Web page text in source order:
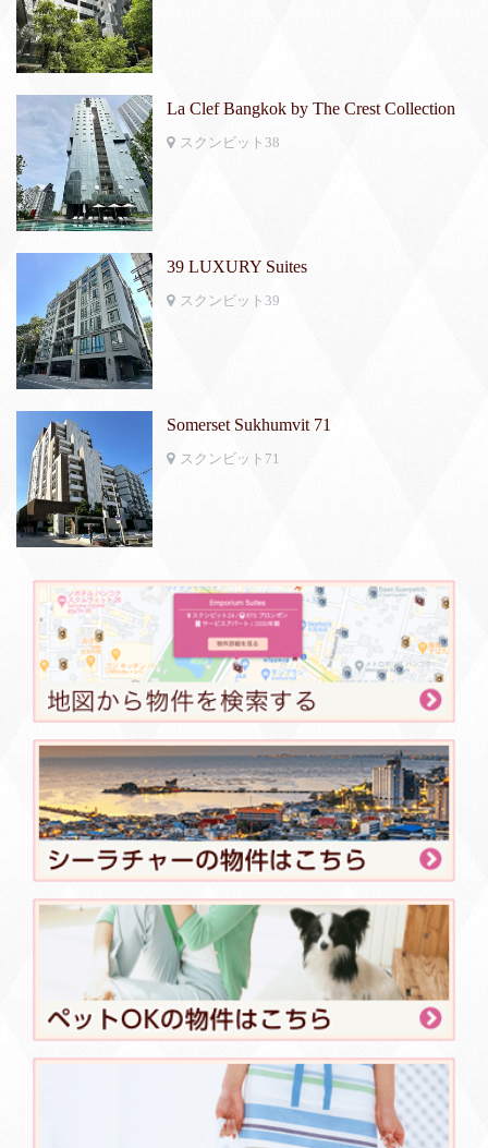
La Clef Bangkok by The Crest Collection
スクンビット38
39 LUXURY Suites
スクンビット39
Somerset Sukhumvit 71
スクンビット71